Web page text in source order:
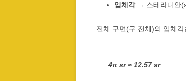
입체각→ 스테라디안
전체 구면(구 전체)의 입체
4π sr ≈ 12.57 sr